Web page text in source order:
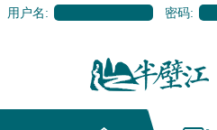
用户名: 密码: